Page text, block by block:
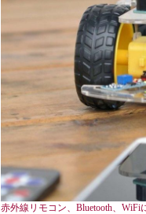
赤外線リモコン、Bluetooth、